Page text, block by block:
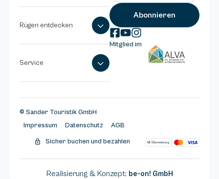
Rügen entdecken
Service
Mitglied im
© Sander Touristik GmbH
Impressum
Datenschutz AGB
Sicher buchen und bezahlen
Realisierung & Konzept: be-on! GmbH